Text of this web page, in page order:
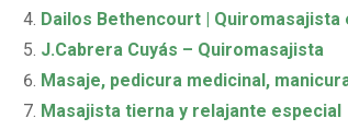
Dailos Bethencourt | Quiromasajista
J.Cabrera Cuyás – Quiromasajista
Masaje, pedicura medicinal,
Masajista tierna y relajante especial